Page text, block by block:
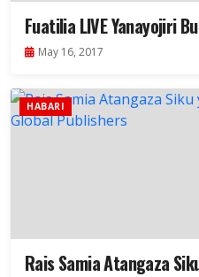
Fuatilia LIVE Yanayojiri
May 16, 2017
HABARI
Rais Samia Atangaza